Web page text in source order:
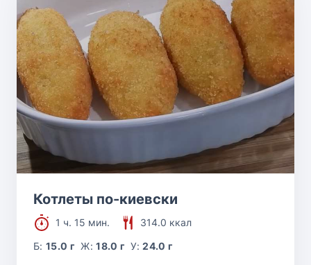
Котлеты по-киевски
1 ч. 15 мин.
314.0 ккал
Б:15.0 г Ж:18.0 г У:24.0 г